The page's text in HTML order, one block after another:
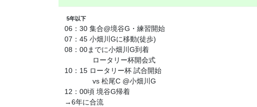
5年以下
06：30 集合@境谷G・練習開始
07：45 小畑川Gに移動(徒歩)
08：00までに小畑川G到着
ロータリー杯開会式
10：15 ロータリー杯 試合開始
vs 松尾C @小畑川G
12：00頃 境谷G帰着
→6年に合流